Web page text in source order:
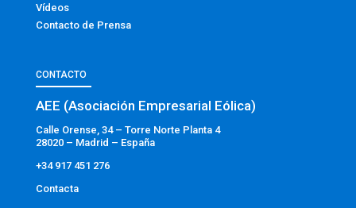
Vídeos
Contacto de Prensa
CONTACTO
AEE (Asociación Empresarial Eólica)
Calle Orense, 34 – Torre Norte Planta 4
28020 – Madrid – España
+34 917 451 276
Contacta